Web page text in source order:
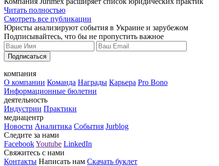
Читать полностью
Смотреть все публикации
Юристы анализируют события в Украине и зарубежом
Подписывайтесь, что бы не пропустить важное
Подписаться
компания
О компании Команда Награды Карьера Pro Bono
Информационные бюлетни
деятельность
Индустрии Практики
медиацентр
Новости Аналитика События Jurblog
Следите за нами
FacebookYoutube LinkedIn
Свяжитесь с нами
Контакты Написать нам Скачать буклет